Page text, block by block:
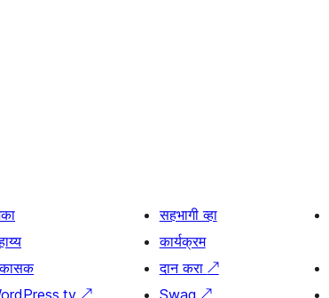
↗
सहभागी व्हा
कार्यक्रम
दान करा ↗
Swag ↗